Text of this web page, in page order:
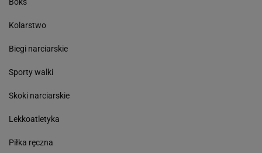
Kolarstwo
Biegi narciarskie
Sporty walki
Skoki narciarskie
Lekkoatletyka
Piłka ręczna